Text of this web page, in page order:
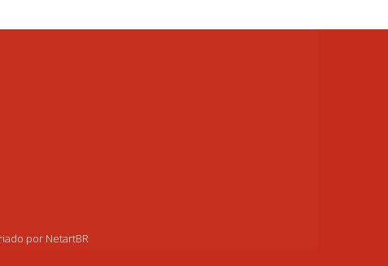
por NetartBR